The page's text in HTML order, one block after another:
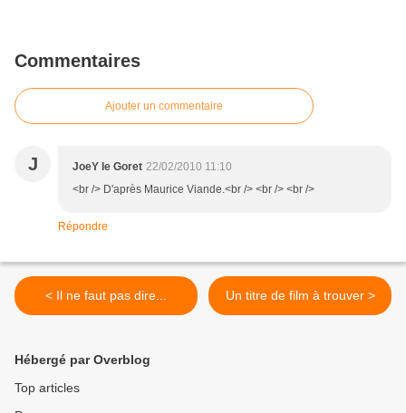
Commentaires
Ajouter un commentaire
J JoeY le Goret 22/02/2010 11:10
<br /> D'après Maurice Viande.<br /> <br /> <br />
Répondre
< Il ne faut pas dire... Un titre de film à trouver >
Hébergé par Overblog
Top articles